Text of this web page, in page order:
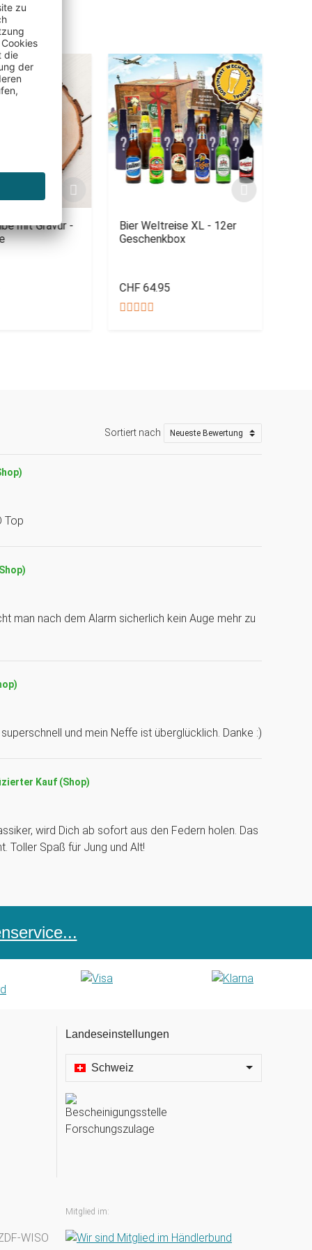
mit Gravur -
Bier Weltreise XL - 12er
Geschenkbox
CHF 64.95
Sortiert nach
Top
man nach dem Alarm sicherlich kein Auge mehr zu
und mein Neffe ist überglücklich. Danke :)
Kauf (Shop)
wird Dich ab sofort aus den Federn holen. Das
Toller Spaß für Jung und Alt!
Landeseinstellungen
Schweiz
Mitglied im: